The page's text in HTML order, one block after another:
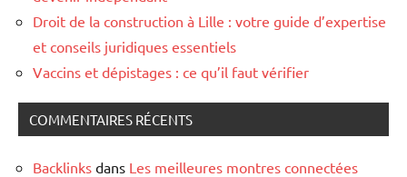
Droit de la construction à Lille : votre guide d’expertise
et conseils juridiques essentiels
Vaccins et dépistages : ce qu’il faut vérifier
COMMENTAIRES RÉCENTS
Backlinks dans Les meilleures montres connectées